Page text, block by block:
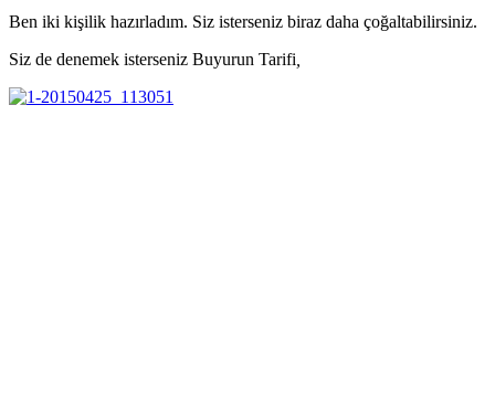
Ben iki kişilik hazırladım. Siz isterseniz biraz daha çoğaltabilirsiniz.
Siz de denemek isterseniz Buyurun Tarifi